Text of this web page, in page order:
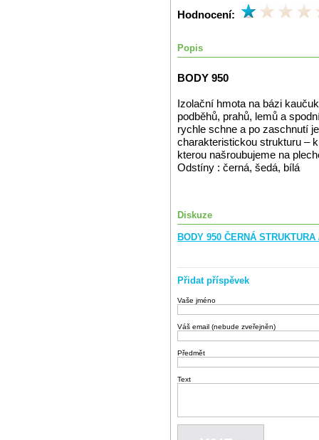
Hodnocení:
Popis
BODY 950
Izolační hmota na bázi
podběhů, prahů, lemů a
rychle schne a po zaschnutí
charakteristickou strukturu –
kterou našroubujeme na
Odstíny : černá, šedá, bílá
Diskuze
BODY 950 ČERNÁ STRUKTURA
Přidat příspěvek
Vaše jméno
Váš email (nebude zveřejněn)
Předmět
Text